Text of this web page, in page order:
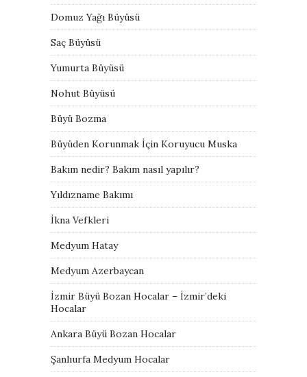
Domuz Yağı Büyüsü
Saç Büyüsü
Yumurta Büyüsü
Nohut Büyüsü
Büyü Bozma
Büyüden Korunmak İçin Koruyucu Muska
Bakım nedir? Bakım nasıl yapılır?
Yıldızname Bakımı
İkna Vefkleri
Medyum Hatay
Medyum Azerbaycan
İzmir Büyü Bozan Hocalar – İzmir’deki
Hocalar
Ankara Büyü Bozan Hocalar
Şanlıurfa Medyum Hocalar